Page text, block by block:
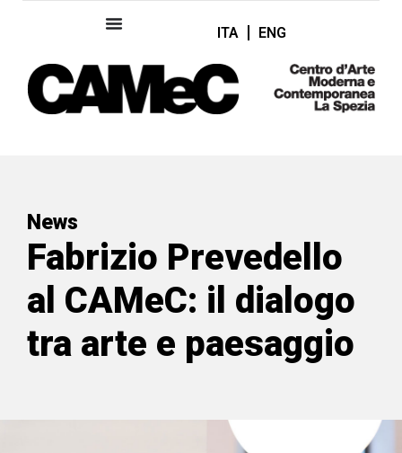
ITA ENG
News
Fabrizio Prevedello
al CAMeC: il dialogo
tra arte e paesaggio